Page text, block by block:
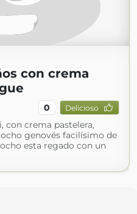
con crema
0 Delicioso
con crema pastelera,
genovés facilísimo de
esta regado con un